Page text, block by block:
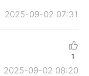
2025-09-02 07:31
2025-09-02 08:20
1